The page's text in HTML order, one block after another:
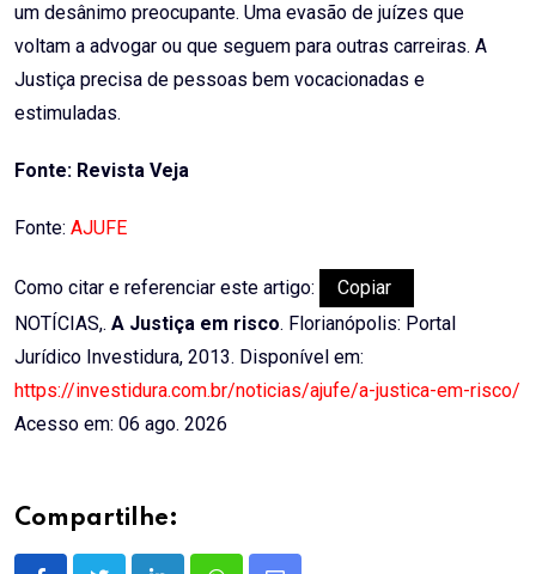
um desânimo preocupante. Uma evasão de juízes que
voltam a advogar ou que seguem para outras carreiras. A
Justiça precisa de pessoas bem vocacionadas e
estimuladas.
Fonte: Revista Veja
Fonte: AJUFE
Como citar e referenciar este artigo:
Copiar
NOTÍCIAS,. A Justiça em risco. Florianópolis: Portal
Jurídico Investidura, 2013. Disponível em:
https://investidura.com.br/noticias/ajufe/a-justica-em-risco/
Acesso em: 06 ago. 2026
Compartilhe: